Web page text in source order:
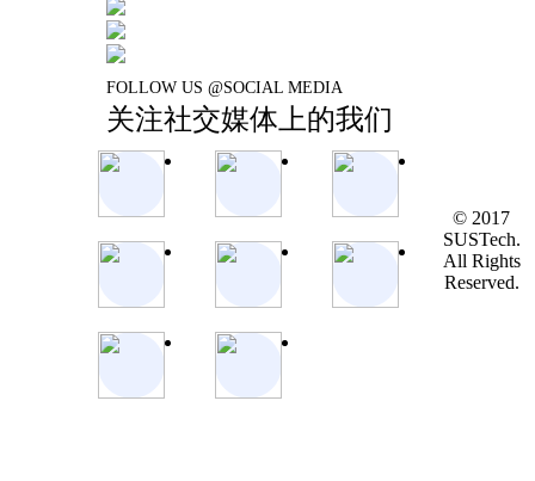
FOLLOW US @SOCIAL MEDIA
关注社交媒体上的我们
© 2017
SUSTech.
All Rights
Reserved.